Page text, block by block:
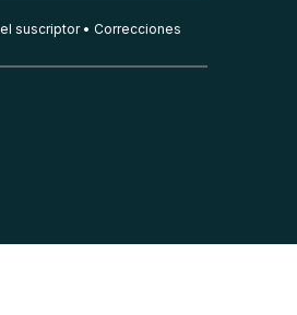
suscriptor Correcciones